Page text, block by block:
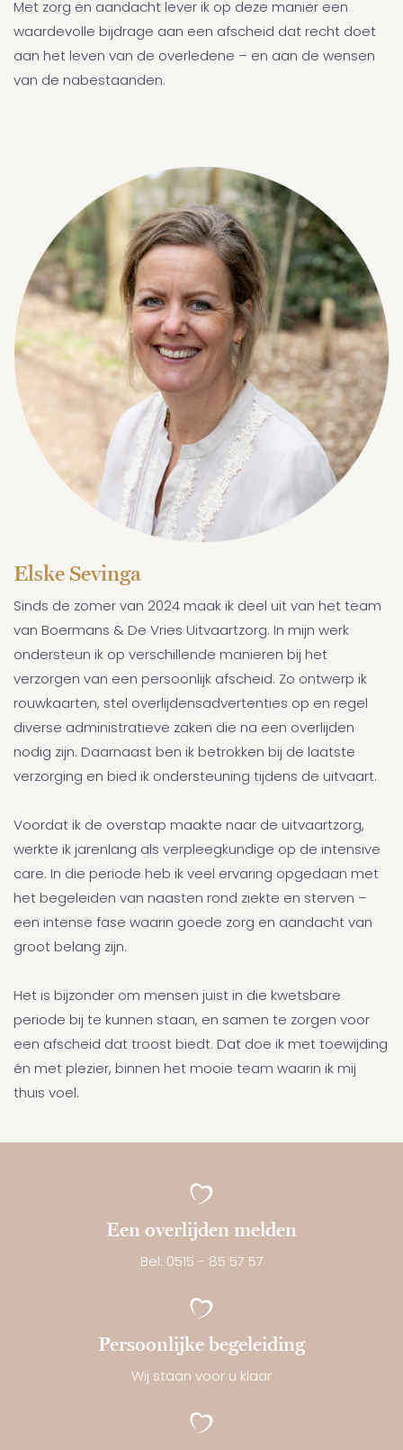
Met zorg en aandacht lever ik op deze manier een
waardevolle bijdrage aan een afscheid dat recht doet
aan het leven van de overledene – en aan de wensen
van de nabestaanden.
Elske Sevinga
Sinds de zomer van 2024 maak ik deel uit van het team
van Boermans & De Vries Uitvaartzorg. In mijn werk
ondersteun ik op verschillende manieren bij het
verzorgen van een persoonlijk afscheid. Zo ontwerp ik
rouwkaarten, stel overlijdensadvertenties op en regel
diverse administratieve zaken die na een overlijden
nodig zijn. Daarnaast ben ik betrokken bij de laatste
verzorging en bied ik ondersteuning tijdens de uitvaart.
Voordat ik de overstap maakte naar de uitvaartzorg,
werkte ik jarenlang als verpleegkundige op de intensive
care. In die periode heb ik veel ervaring opgedaan met
het begeleiden van naasten rond ziekte en sterven –
een intense fase waarin goede zorg en aandacht van
groot belang zijn.
Het is bijzonder om mensen juist in die kwetsbare
periode bij te kunnen staan, en samen te zorgen voor
een afscheid dat troost biedt. Dat doe ik met toewijding
én met plezier, binnen het mooie team waarin ik mij
thuis voel.
Een overlijden melden
Bel: 0515 - 85 57 57
Persoonlijke begeleiding
Wij staan voor u klaar